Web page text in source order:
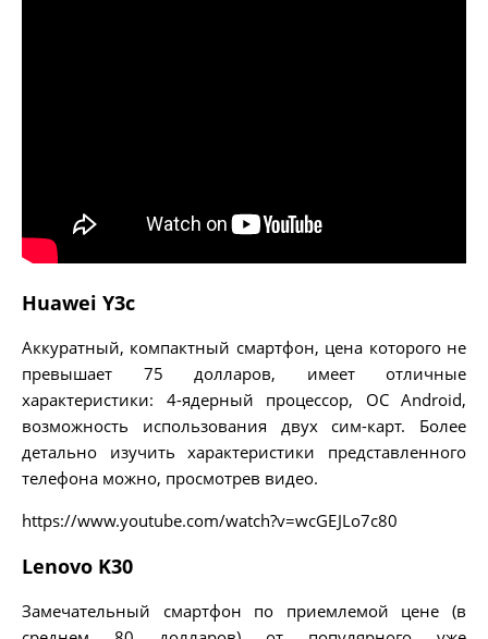
Huawei Y3c
Аккуратный, компактный смартфон, цена которого не
превышает 75 долларов, имеет отличные
характеристики: 4-ядерный процессор, ОС Android,
возможность использования двух сим-карт. Более
детально изучить характеристики представленного
телефона можно, просмотрев видео.
https://www.youtube.com/watch?v=wcGEJLo7c80
Lenovo K30
Замечательный смартфон по приемлемой цене (в